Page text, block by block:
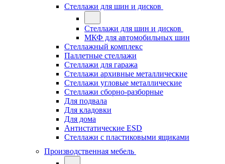
Стеллажи для шин и дисков
Стеллажи для шин и дисков
МКФ для автомобильных шин
Стеллажный комплекс
Паллетные стеллажи
Стеллажи для гаража
Стеллажи архивные металлические
Стеллажи угловые металлические
Стеллажи сборно-разборные
Для подвала
Для кладовки
Для дома
Антистатические ESD
Стеллажи с пластиковыми ящиками
Производственная мебель